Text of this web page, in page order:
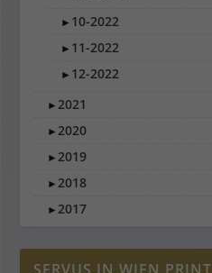
► 10-2022
► 11-2022
► 12-2022
►2021
►2020
►2019
►2018
►2017
SERVUS IN WIEN PRINT